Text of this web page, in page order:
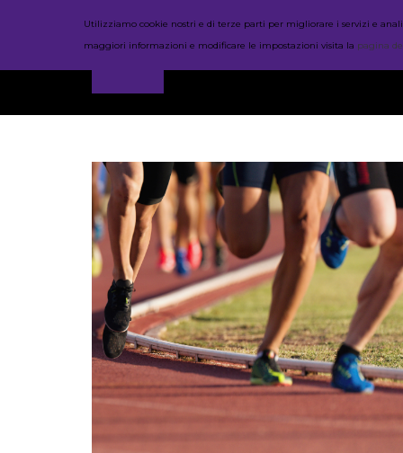
Utilizziamo cookie nostri e di terze parti per migliorare i servizi e
maggiori informazioni e modificare le impostazioni visita la pagina